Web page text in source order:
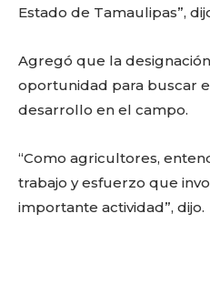
Estado de Tamaulipas”,
Agregó que la
oportunidad para buscar
desarrollo en el campo.
“Como agricultores,
trabajo y esfuerzo que
importante actividad”, dijo.